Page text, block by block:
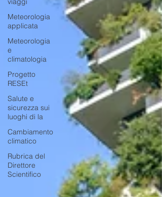
Meteorologia
applicata
Meteorologia
e
climatologia
Progetto
RESEt
Salute e
sicurezza sui
luoghi di la
Cambiamento
climatico
Rubrica del
Direttore
Scientifico